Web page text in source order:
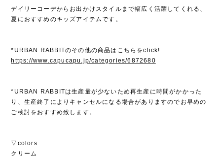
デイリーコーデからお出かけスタイルまで幅広く活躍してくれる、
夏におすすめのキッズアイテムです。
*URBAN RABBITのその他の商品はこちらをclick!
https://www.capucapu.jp/categories/6872680
*URBAN RABBITは生産量が少ないため再生産に時間がかかった
り、生産終了によりキャンセルになる場合がありますのでお早めの
ご検討をおすすめ致します。
▽colors
クリーム